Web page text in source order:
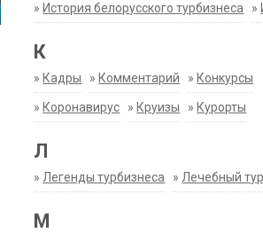
» История белорусского турбизнеса »
К
» Кадры » Комментарий » Конкурсы
» Коронавирус » Круизы » Курорты
Л
» Легенды турбизнеса » Лечебный
М